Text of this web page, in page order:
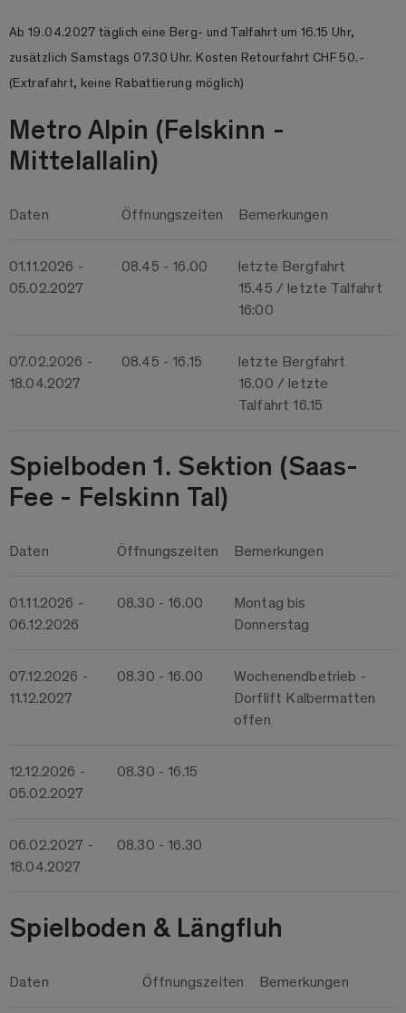
Ab 19.04.2027 täglich eine Berg- und Talfahrt um 16.15 Uhr,
zusätzlich Samstags 07.30 Uhr. Kosten Retourfahrt CHF 50.-
(Extrafahrt, keine Rabattierung möglich)
Metro Alpin (Felskinn -
Mittelallalin)
Daten Öffnungszeiten Bemerkungen
01.11.2026 -
05.02.2027
08.45 - 16.00
letzte Bergfahrt
15.45 / letzte Talfahrt
16:00
07.02.2026 -
18.04.2027
08.45 - 16.15
letzte Bergfahrt
16.00 / letzte
Talfahrt 16.15
Spielboden 1. Sektion (Saas-
Fee - Felskinn Tal)
Daten Öffnungszeiten Bemerkungen
01.11.2026 -
06.12.2026
08.30 - 16.00
Montag bis
Donnerstag
07.12.2026 -
11.12.2027
08.30 - 16.00
Wochenendbetrieb -
Dorflift Kalbermatten
offen
12.12.2026 -
05.02.2027
08.30 - 16.15
06.02.2027 -
18.04.2027
08.30 - 16.30
Spielboden & Längfluh
Daten Öffnungszeiten Bemerkungen